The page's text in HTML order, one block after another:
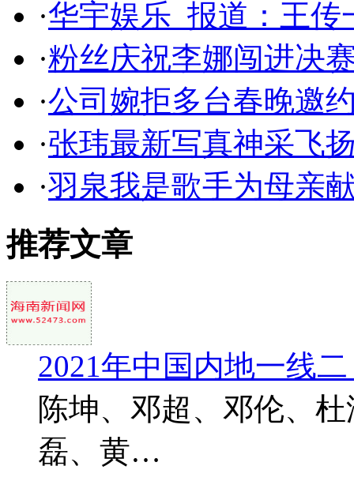
·华宇娱乐_报道：王传
·粉丝庆祝李娜闯进决
·公司婉拒多台春晚邀
·张玮最新写真神采飞
·羽泉我是歌手为母亲
推荐文章
2021年中国内地一线
陈坤、邓超、邓伦、
磊、黄…